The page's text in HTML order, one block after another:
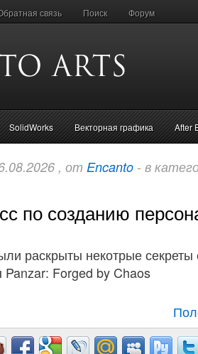
связь Поиск Форум
SolidWorks Векторная графика After
, от Encanto - в
по созданию
раскрыты некотрые
Forged by Chaos